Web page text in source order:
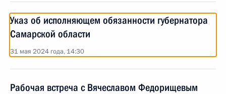
Указ об исполняющем обязанности губернатора
Самарской области
31 мая 2024 года, 14:30
Рабочая встреча с Вячеславом Федорищевым